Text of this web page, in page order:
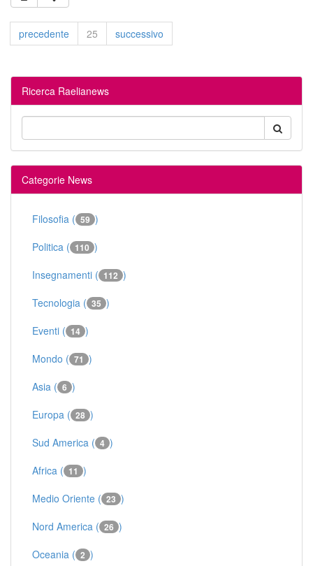
precedente 25 successivo
Ricerca Raelianews
Categorie News
Filosofia ( 59 )
Politica ( 110 )
Insegnamenti ( 112 )
Tecnologia ( 35 )
Eventi ( 14 )
Mondo ( 71 )
Asia ( 6 )
Europa ( 28 )
Sud America ( 4 )
Africa ( 11 )
Medio Oriente ( 23 )
Nord America ( 26 )
Oceania ( 2 )